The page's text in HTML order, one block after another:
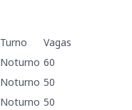
Turno
Vagas
Noturno 60
Noturno 50
Noturno 50